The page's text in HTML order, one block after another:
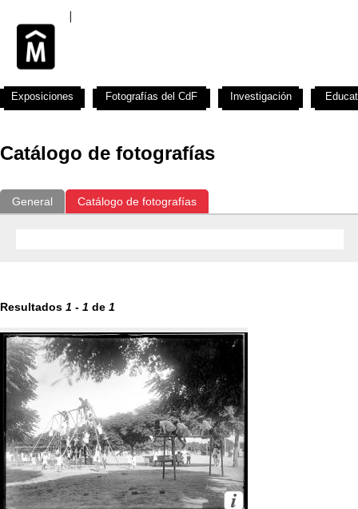
Catálogo de fotografías
General Catálogo de fotografías
Resultados 1 - 1 de 1
Exposiciones Fotografías del CdF Investigación